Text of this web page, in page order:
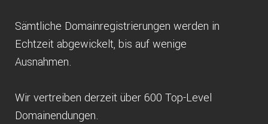
Sämtliche Domainregistrierungen werden in
Echtzeit abgewickelt, bis auf wenige
Ausnahmen.
Wir vertreiben derzeit über 600 Top-Level
Domainendungen.